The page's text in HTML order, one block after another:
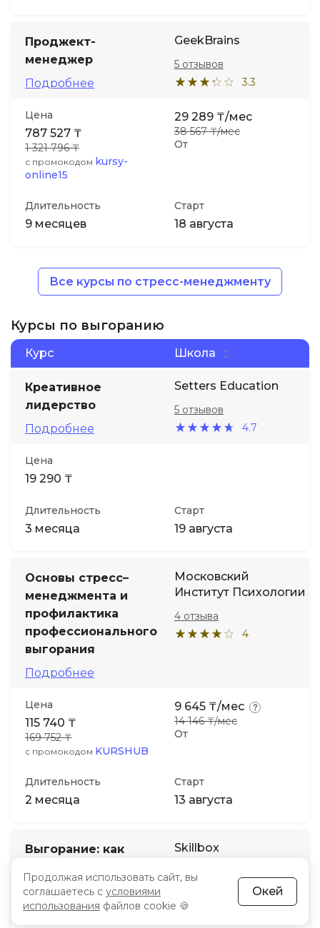
Проджект-
менеджер
Подробнее
GeekBrains
3.3
5 отзывов
Цена
787 527 ₸
1 321 796 ₸
с промокодом kursy-
online15
От
29 289 ₸/мес
38 567 ₸/мес
Длительность
9 месяцев
Старт
18 августа
Все курсы по стресс-менеджменту
Курсы по выгоранию
Курс Школа
Креативное
лидерство
Подробнее
Setters Education
4.7
5 отзывов
Цена
19 290 ₸
Длительность
3 месяца
Старт
19 августа
Основы стресс–
менеджмента и
профилактика
профессионального
выгорания
Подробнее
Московский
Институт Психологии
4
4 отзыва
Цена
115 740 ₸
169 752 ₸
с промокодом KURSHUB
От
9 645 ₸/мес
14 146 ₸/мес
Длительность
2 месяца
Старт
13 августа
Выгорание: как
работе и жизни
Подробнее
Skillbox
3.6
Продолжая использовать сайт, вы
соглашаетесь с условиями
использования файлов cookie 🍪
Окей